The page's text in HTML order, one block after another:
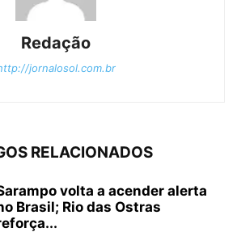
Redação
jornalosol.com.br
RELACIONADOS
volta a acender alerta
Brasil; Rio das Ostras